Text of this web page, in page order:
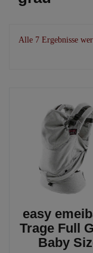
Alle 7 Ergebnisse
easy
Trage Full
Baby